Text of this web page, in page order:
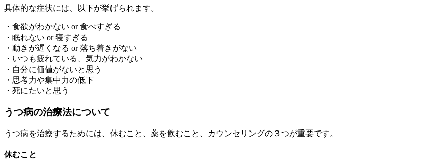
具体的な症状には、以下が挙げられます。
・食欲がわかない or 食べすぎる
・眠れない or 寝すぎる
・動きが遅くなる or 落ち着きがない
・いつも疲れている、気力がわかない
・自分に価値がないと思う
・思考力や集中力の低下
・死にたいと思う
うつ病の治療法について
うつ病を治療するためには、 休むこと 薬を飲むこと カウンセリングの３つが重要です。
休むこと